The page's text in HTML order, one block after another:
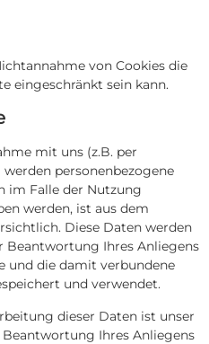
von Cookies die
eingeschränkt sein kann.
mit uns (z.B. per
personenbezogene
im Falle der Nutzung
werden, ist aus dem
Diese Daten werden
Beantwortung Ihres Anliegens
und die damit verbundene
und verwendet.
dieser Daten ist unser
Ihres Anliegens